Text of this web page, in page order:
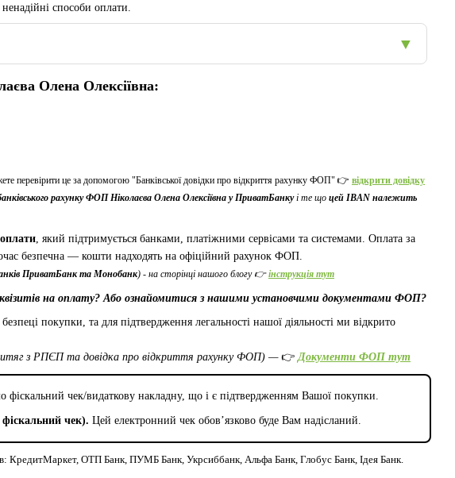
способи оплати.
▼
Олена Олексіївна:
перевірити це за допомогою "Банківської довідки про відкриття рахунку ФОП" 👉 відкрити довідку
рахунку ФОП Ніколаєва Олена Олексіївна у ПриватБанкуі те що цей IBAN належить
, який підтримується банками, платіжними сервісами та системами. Оплата за
безпечна — кошти надходять на офіційний рахунок ФОП.
ПриватБанк та Монобанк) - на сторінці нашого блогу 👉інструкція тут
на оплату? Або ознайомитися з нашими установчими документами ФОП?
покупки, та для підтвердження легальності нашої діяльності ми відкрито
витяг з РПЄП та довідка про відкриття рахунку ФОП) — 👉 Документи ФОП тут
чек/видаткову накладну, що і є підтвердженням Вашої покупки.
чек). Цей електронний чек обов’язково буде Вам надісланий.
КредитМаркет, ОТП Банк, ПУМБ Банк, Укрсиббанк, Альфа Банк, Глобус Банк, Ідея Банк.